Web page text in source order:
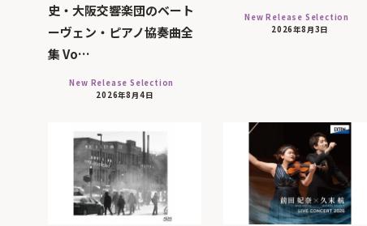
史・大阪交響楽団のベート
ーヴェン・ピアノ協奏曲全
集 Vo…
New Release Selection
2026年8月4日
New Release Selection
2026年8月3日